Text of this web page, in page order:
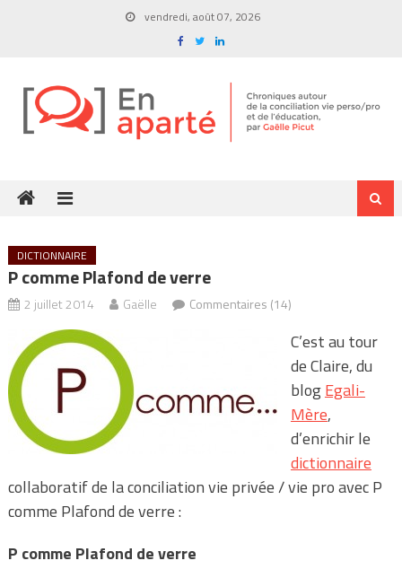
vendredi, août 07, 2026
DICTIONNAIRE
P comme Plafond de verre
2 juillet 2014 Gaëlle Commentaires (14)
C’est au tour
de Claire, du
blogEgali-
Mère,
d’enrichir le
dictionnaire
collaboratif de la conciliation vie privée / vie pro avec P
comme Plafond de verre :
P comme Plafond de verre